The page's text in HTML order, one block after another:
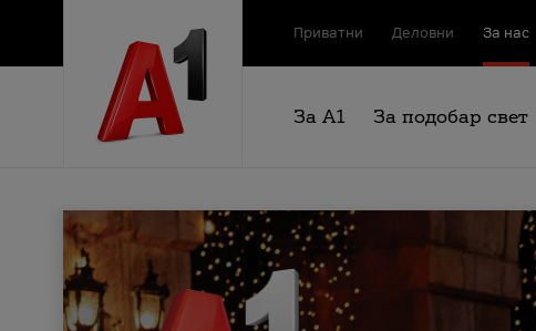
Приватни Деловни За нас
За А1 За подобар свет